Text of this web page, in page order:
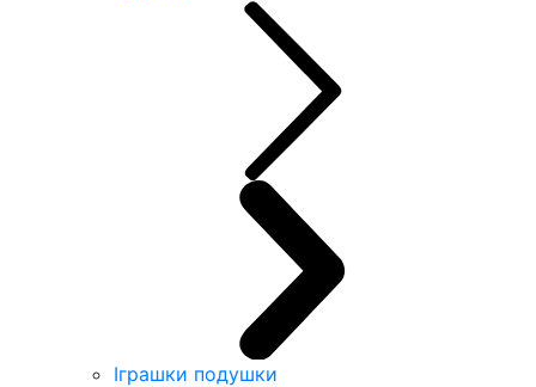
Іграшки подушки